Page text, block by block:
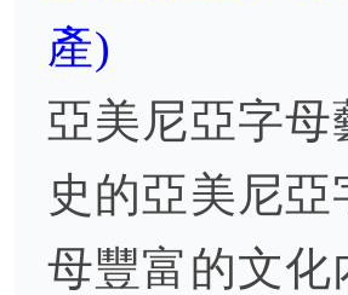
產)
亞美尼亞字
史的亞美尼
母豐富的文